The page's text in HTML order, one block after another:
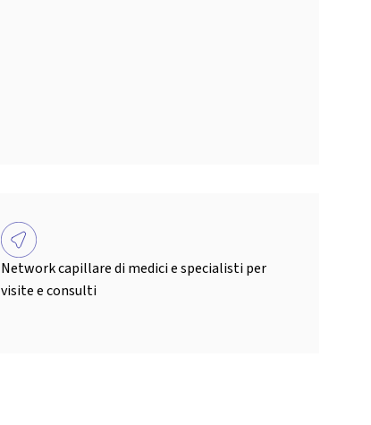
Network capillare di medici e specialisti per
visite e consulti